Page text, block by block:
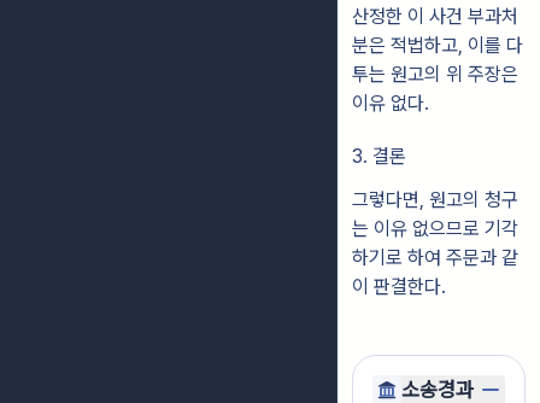
산정한 이 사건 부과처
분은 적법하고, 이를 다
투는 원고의 위 주장은
이유 없다.
3. 결론
그렇다면, 원고의 청구
는 이유 없으므로 기각
하기로 하여 주문과 같
이 판결한다.
소송경과